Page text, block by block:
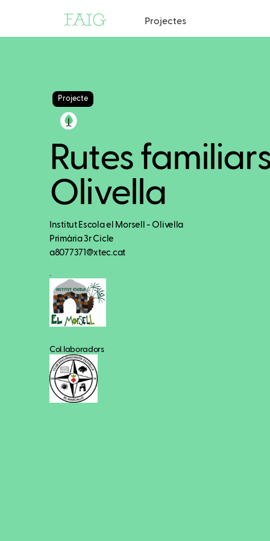
Projectes
Projecte
Rutes
Olivella
Institut Escola el Morsell - Olivella
Primària 3r Cicle
a8077371@xtec.cat
.
Col.laboradors